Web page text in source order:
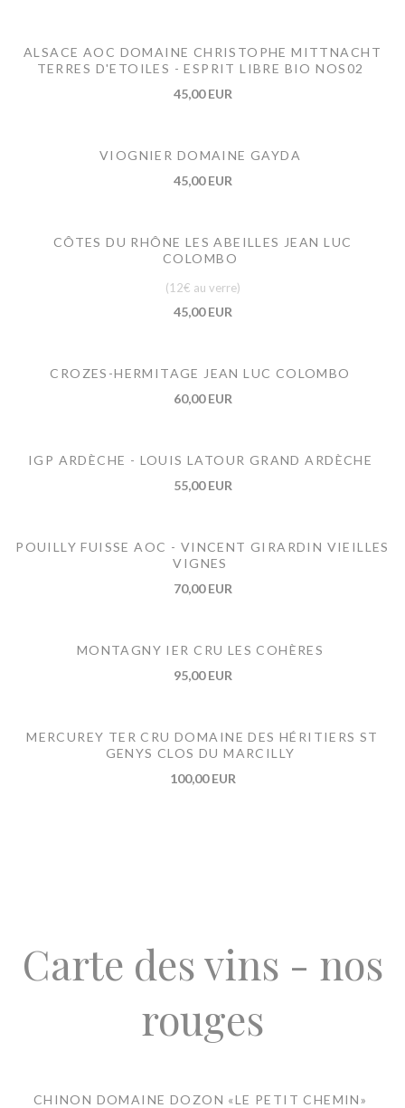
ALSACE AOC DOMAINE CHRISTOPHE MITTNACHT
TERRES D'ETOILES - ESPRIT LIBRE BIO NOS02
45,00 EUR
VIOGNIER DOMAINE GAYDA
45,00 EUR
CÔTES DU RHÔNE LES ABEILLES JEAN LUC
COLOMBO
(12€ au verre)
45,00 EUR
CROZES-HERMITAGE JEAN LUC COLOMBO
60,00 EUR
IGP ARDÈCHE - LOUIS LATOUR GRAND ARDÈCHE
55,00 EUR
POUILLY FUISSE AOC - VINCENT GIRARDIN VIEILLES
VIGNES
70,00 EUR
MONTAGNY IER CRU LES COHÈRES
95,00 EUR
MERCUREY TER CRU DOMAINE DES HÉRITIERS ST
GENYS CLOS DU MARCILLY
100,00 EUR
Carte des vins - nos
rouges
CHINON DOMAINE DOZON «LE PETIT CHEMIN»